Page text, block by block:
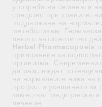
употреба на семената
средство при
поддържане на
метаболизъм.
лекото антисептично
Herbal Pharmacopoeia
приложение за
организма.
да разглеждат
на нормалните нива на
профил и усещането за
заместват
лечение.